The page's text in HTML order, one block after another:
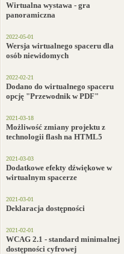
Wirtualna wystawa - gra
panoramiczna
2022-05-01
Wersja wirtualnego spaceru dla
osób niewidomych
2022-02-21
Dodano do wirtualnego spaceru
opcję "Przewodnik w PDF"
2021-03-18
Możliwość zmiany projektu z
technologii flash na HTML5
2021-03-03
Dodatkowe efekty dźwiękowe w
wirtualnym spacerze
2021-03-01
Deklaracja dostępności
2021-02-01
WCAG 2.1 - standard minimalnej
dostępności cyfrowej